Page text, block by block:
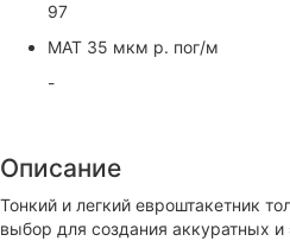
97
МАТ 35 мкм р. пог/м
-
Описание
Тонкий и легкий евроштакетник
выбор для создания аккуратных